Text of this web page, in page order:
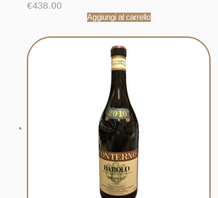
€438.00
Aggiungi al carrello